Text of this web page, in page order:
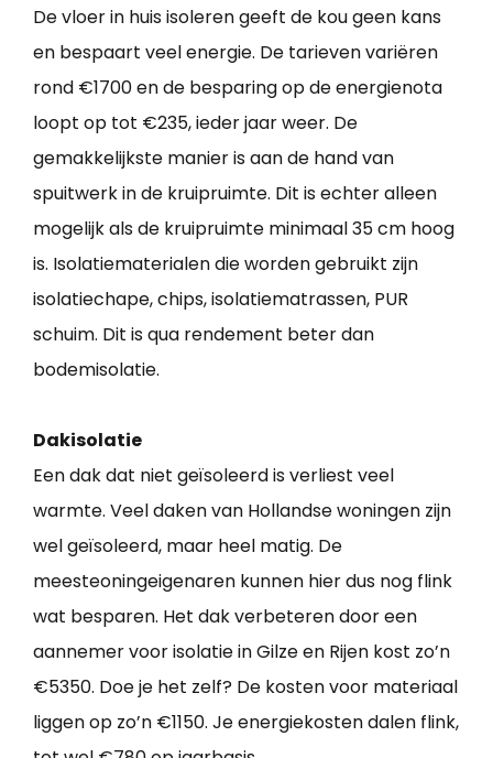
De vloer in huis isoleren geeft de kou geen kans
en bespaart veel energie. De tarieven variëren
rond €1700 en de besparing op de energienota
loopt op tot €235, ieder jaar weer. De
gemakkelijkste manier is aan de hand van
spuitwerk in de kruipruimte. Dit is echter alleen
mogelijk als de kruipruimte minimaal 35 cm hoog
is. Isolatiematerialen die worden gebruikt zijn
isolatiechape, chips, isolatiematrassen, PUR
schuim. Dit is qua rendement beter dan
bodemisolatie.
Dakisolatie
Een dak dat niet geïsoleerd is verliest veel
warmte. Veel daken van Hollandse woningen zijn
wel geïsoleerd, maar heel matig. De
meesteoningeigenaren kunnen hier dus nog flink
wat besparen. Het dak verbeteren door een
aannemer voor isolatie in Gilze en Rijen kost zo’n
€5350. Doe je het zelf? De kosten voor materiaal
liggen op zo’n €1150. Je energiekosten dalen flink,